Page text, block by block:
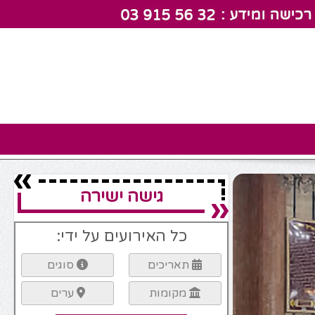
גישה ישירה
כל האירועים על ידי:
סוגים
תאריכים
ערים
מקומות